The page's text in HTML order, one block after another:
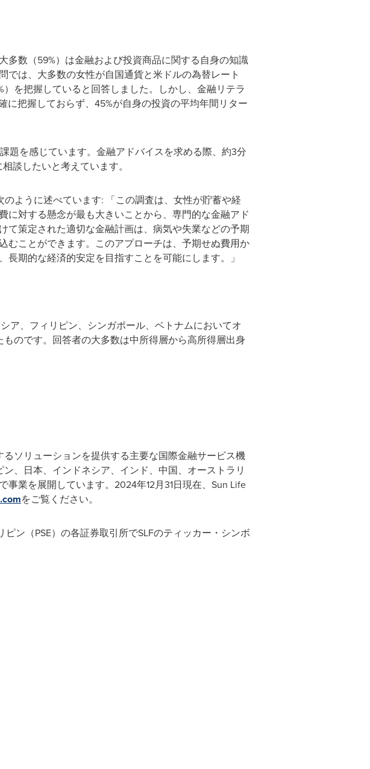
数（59%）は金融および投資商品に関する自身の知識
は、大多数の女性が自国通貨と米ドルの為替レート
を把握していると回答しました。しかし、金融リテラ
把握しておらず、45%が自身の投資の平均年間リター
題を感じています。金融アドバイスを求める際、約3分
談したいと考えています。
のように述べています: 「この調査は、女性が貯蓄や経
対する懸念が最も大きいことから、専門的な金融アド
策定された適切な金融計画は、病気や失業などの予期
むことができます。このアプローチは、予期せぬ費用か
期的な経済的安定を目指すことを可能にします。」
ア、フィリピン、シンガポール、ベトナムにおいてオ
のです。回答者の大多数は中所得層から高所得層出身
ソリューションを提供する主要な国際金融サービス機
、日本、インドネシア、インド、中国、オーストラリ
業を展開しています。2024年12月31日現在、Sun Life
をご覧ください。
ン（PSE）の各証券取引所でSLFのティッカー・シンボ